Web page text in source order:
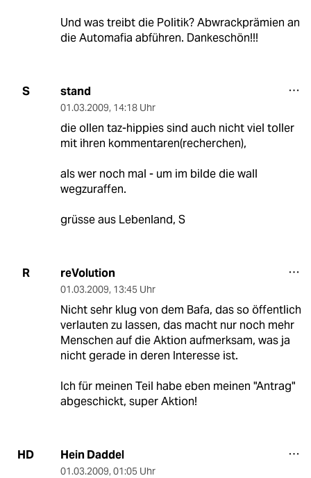
Und was treibt die Politik? Abwrackprämien an
die Automafia abführen. Dankeschön!!!
S stand
01.03.2009, 14:18 Uhr
die ollen taz-hippies sind auch nicht viel toller
mit ihren kommentaren(recherchen),
als wer noch mal - um im bilde die wall
wegzuraffen.
grüsse aus Lebenland, S
R reVolution
01.03.2009, 13:45 Uhr
Nicht sehr klug von dem Bafa, das so öffentlich
verlauten zu lassen, das macht nur noch mehr
Menschen auf die Aktion aufmerksam, was ja
nicht gerade in deren Interesse ist.
Ich für meinen Teil habe eben meinen "Antrag"
abgeschickt, super Aktion!
HD Hein Daddel
01.03.2009, 01:05 Uhr